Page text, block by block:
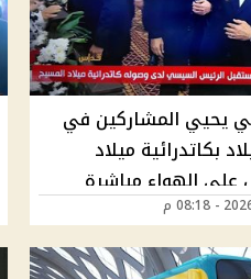
يحيي المشاركين في
بكاتدرائية ميلاد
على الهواء مباشرة